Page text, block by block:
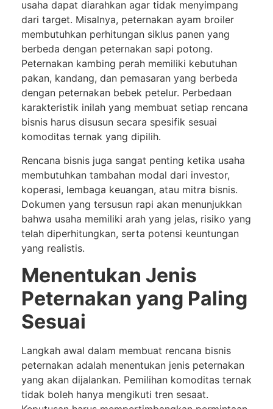
usaha dapat diarahkan agar tidak menyimpang
dari target. Misalnya, peternakan ayam broiler
membutuhkan perhitungan siklus panen yang
berbeda dengan peternakan sapi potong.
Peternakan kambing perah memiliki kebutuhan
pakan, kandang, dan pemasaran yang berbeda
dengan peternakan bebek petelur. Perbedaan
karakteristik inilah yang membuat setiap rencana
bisnis harus disusun secara spesifik sesuai
komoditas ternak yang dipilih.
Rencana bisnis juga sangat penting ketika usaha
membutuhkan tambahan modal dari investor,
koperasi, lembaga keuangan, atau mitra bisnis.
Dokumen yang tersusun rapi akan menunjukkan
bahwa usaha memiliki arah yang jelas, risiko yang
telah diperhitungkan, serta potensi keuntungan
yang realistis.
Menentukan Jenis
Peternakan yang Paling
Sesuai
Langkah awal dalam membuat rencana bisnis
peternakan adalah menentukan jenis peternakan
yang akan dijalankan. Pemilihan komoditas ternak
tidak boleh hanya mengikuti tren sesaat.